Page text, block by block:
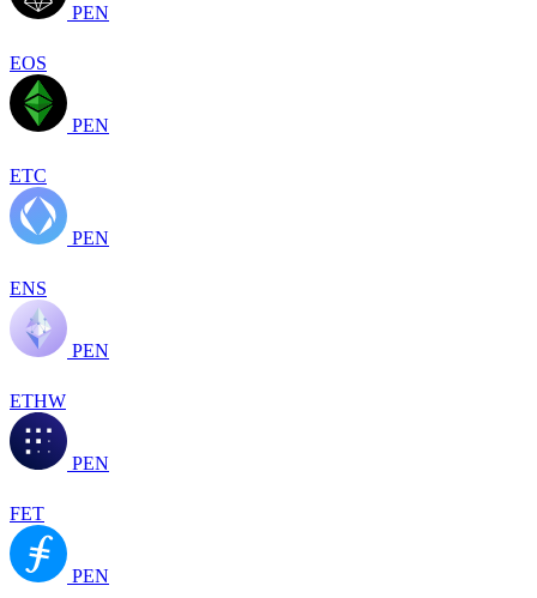
PEN
EOS
PEN
ETC
PEN
ENS
PEN
ETHW
PEN
FET
PEN